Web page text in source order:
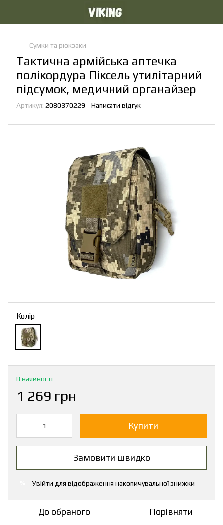
Сумки та рюкзаки
Тактична армійська аптечка
полікордура Піксель утилітарний
підсумок, медичний органайзер
Артикул: 2080370229 Написати відгук
Колір
В наявності
1 269 грн
Купити
Замовити швидко
Увійти для відображення накопичувальної знижки
До обраного Порівняти